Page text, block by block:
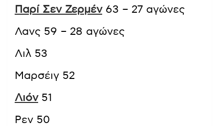
Παρί Σεν Ζερμέν63 – 27 αγώνες
Λανς 59 – 28 αγώνες
Λιλ 53
Μαρσέιγ 52
Λιόν51
Ρεν 50